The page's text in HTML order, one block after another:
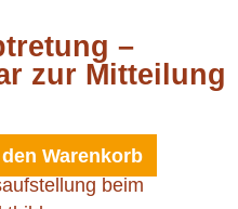
–
zur Mitteilung
Warenkorb